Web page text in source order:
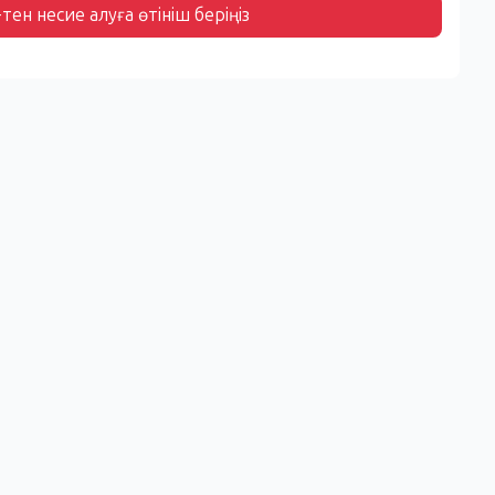
несие алуға өтініш беріңіз